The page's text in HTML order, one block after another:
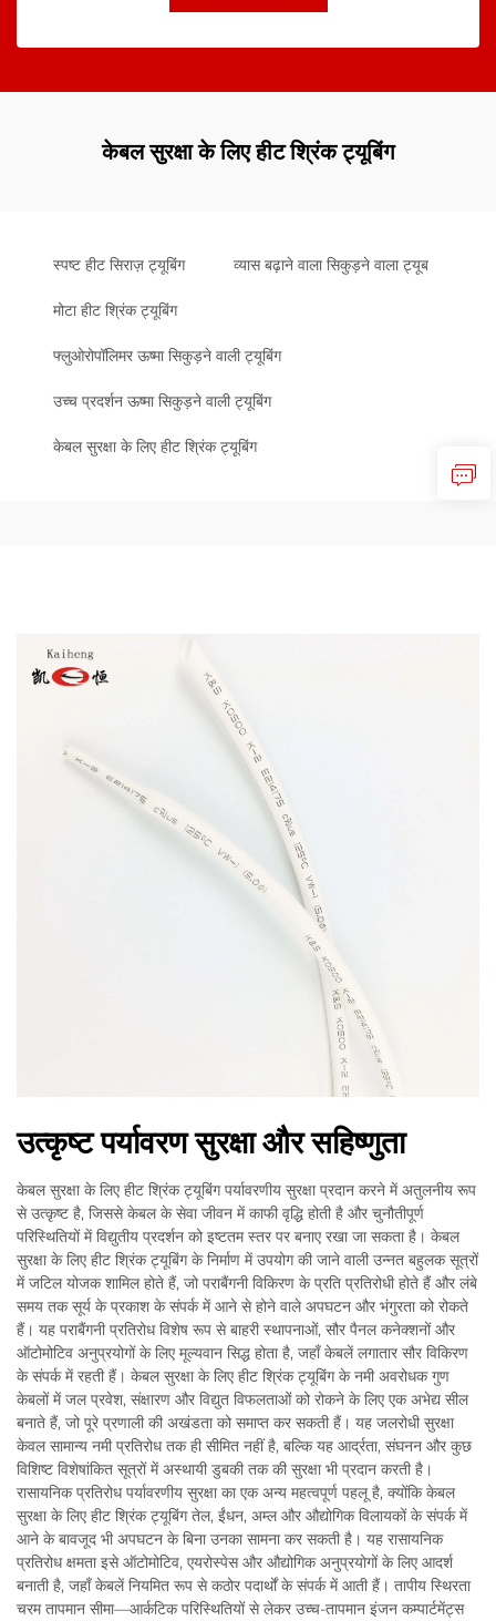
केबल सुरक्षा के लिए हीट श्रिंक ट्यूबिंग
स्पष्ट हीट सिराज़ ट्यूबिंग व्यास बढ़ाने वाला सिकुड़ने वाला ट्यूब
मोटा हीट श्रिंक ट्यूबिंग
फ्लुओरोपॉलिमर ऊष्मा सिकुड़ने वाली ट्यूबिंग
उच्च प्रदर्शन ऊष्मा सिकुड़ने वाली ट्यूबिंग
केबल सुरक्षा के लिए हीट श्रिंक ट्यूबिंग
उत्कृष्ट पर्यावरण सुरक्षा और सहिष्णुता
केबल सुरक्षा के लिए हीट श्रिंक ट्यूबिंग पर्यावरणीय सुरक्षा प्रदान करने में अतुलनीय रूप
से उत्कृष्ट है, जिससे केबल के सेवा जीवन में काफी वृद्धि होती है और चुनौतीपूर्ण
परिस्थितियों में विद्युतीय प्रदर्शन को इष्टतम स्तर पर बनाए रखा जा सकता है। केबल
सुरक्षा के लिए हीट श्रिंक ट्यूबिंग के निर्माण में उपयोग की जाने वाली उन्नत बहुलक सूत्रों
में जटिल योजक शामिल होते हैं, जो पराबैंगनी विकिरण के प्रति प्रतिरोधी होते हैं और लंबे
समय तक सूर्य के प्रकाश के संपर्क में आने से होने वाले अपघटन और भंगुरता को रोकते
हैं। यह पराबैंगनी प्रतिरोध विशेष रूप से बाहरी स्थापनाओं, सौर पैनल कनेक्शनों और
ऑटोमोटिव अनुप्रयोगों के लिए मूल्यवान सिद्ध होता है, जहाँ केबलें लगातार सौर विकिरण
के संपर्क में रहती हैं। केबल सुरक्षा के लिए हीट श्रिंक ट्यूबिंग के नमी अवरोधक गुण
केबलों में जल प्रवेश, संक्षारण और विद्युत विफलताओं को रोकने के लिए एक अभेद्य सील
बनाते हैं, जो पूरे प्रणाली की अखंडता को समाप्त कर सकती हैं। यह जलरोधी सुरक्षा
केवल सामान्य नमी प्रतिरोध तक ही सीमित नहीं है, बल्कि यह आर्द्रता, संघनन और कुछ
विशिष्ट विशेषांकित सूत्रों में अस्थायी डुबकी तक की सुरक्षा भी प्रदान करती है।
रासायनिक प्रतिरोध पर्यावरणीय सुरक्षा का एक अन्य महत्वपूर्ण पहलू है, क्योंकि केबल
सुरक्षा के लिए हीट श्रिंक ट्यूबिंग तेल, ईंधन, अम्ल और औद्योगिक विलायकों के संपर्क में
आने के बावजूद भी अपघटन के बिना उनका सामना कर सकती है। यह रासायनिक
प्रतिरोध क्षमता इसे ऑटोमोटिव, एयरोस्पेस और औद्योगिक अनुप्रयोगों के लिए आदर्श
बनाती है, जहाँ केबलें नियमित रूप से कठोर पदार्थों के संपर्क में आती हैं। तापीय स्थिरता
चरम तापमान सीमा—आर्कटिक परिस्थितियों से लेकर उच्च-तापमान इंजन कम्पार्टमेंट्स